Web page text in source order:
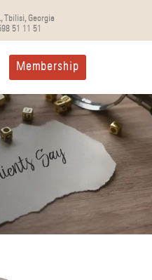
Tbilisi, Georgia
51 11 51
Membership